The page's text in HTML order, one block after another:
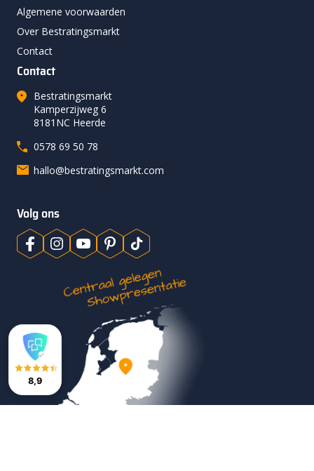
Algemene voorwaarden
Over Bestratingsmarkt
Contact
Contact
Bestratingsmarkt
Kamperzijweg 6
8181NC Heerde
0578 69 50 78
hallo@bestratingsmarkt.com
Volg ons
8,9